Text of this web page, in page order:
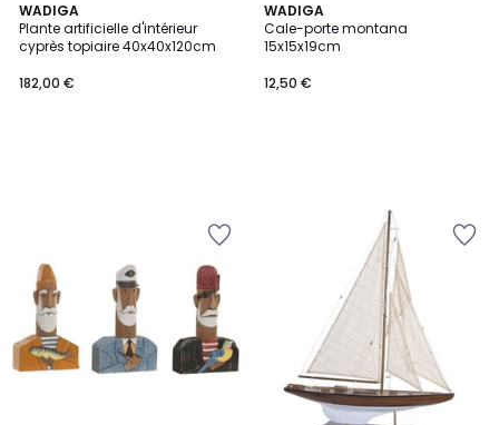
WADIGA
Plante artificielle d'intérieur
cyprès topiaire 40x40x120cm
182,00 €
WADIGA
Cale-porte montana
15x15x19cm
12,50 €